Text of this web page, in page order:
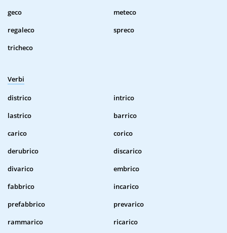
geco
meteco
regaleco
spreco
tricheco
Verbi
districo
intrico
lastrico
barrico
carico
corico
derubrico
discarico
divarico
embrico
fabbrico
incarico
prefabbrico
prevarico
rammarico
ricarico